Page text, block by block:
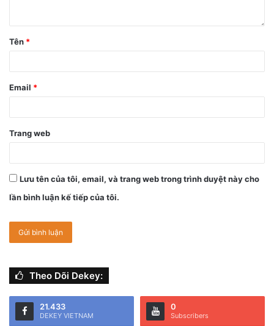
Tên *
Email *
Trang web
Lưu tên của tôi, email, và trang web trong trình duyệt này cho
lần bình luận kế tiếp của tôi.
Theo Dõi Dekey:
21.433
DEKEY VIETNAM
0
Subscribers